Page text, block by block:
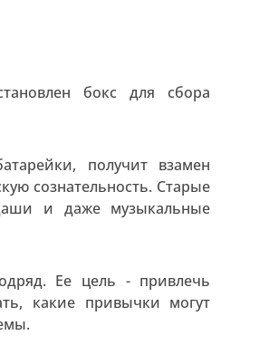
бокс для сбора
получит взамен
сознательность. Старые
и даже музыкальные
Ее цель - привлечь
какие привычки могут